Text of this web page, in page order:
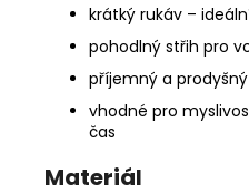
krátký rukáv –
pohodlný střih pro
příjemný a
vhodné pro
čas
Materiál